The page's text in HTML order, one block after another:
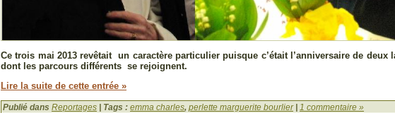
Ce trois mai 2013 revêtait un caractère particulier puisque c’était l’anniversaire de deux
dont les parcours différents se rejoignent.
Lire la suite de cette entrée »
Publié dans Reportages | Tags : emma charles, perlette marguerite bourlier| 1 commentaire »